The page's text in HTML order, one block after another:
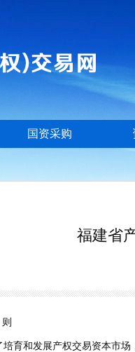
国资采购
福建省
培育和发展产权交易资本市